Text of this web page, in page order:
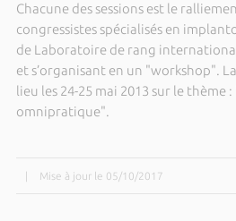
Chacune des sessions est le
congressistes spécialisés en
de Laboratoire de rang
et s’organisant en un "workshop".
lieu les 24-25 mai 2013 sur le
omnipratique".
Mise à jour le 05/10/2017